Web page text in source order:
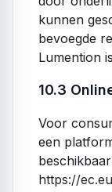
kunnen
bevoegde
Lumention
10.3
Voor
een
https://